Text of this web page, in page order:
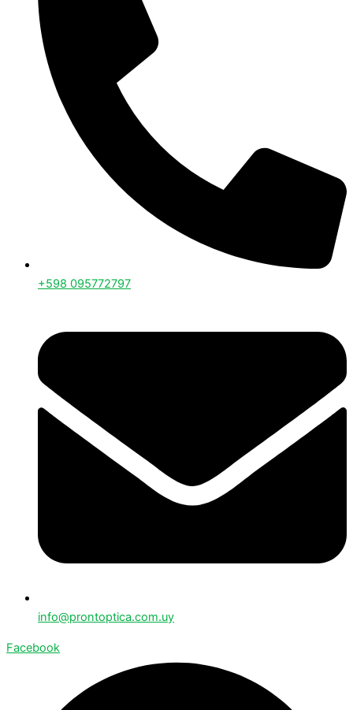
+598 095772797
info@prontoptica.com.uy
Facebook